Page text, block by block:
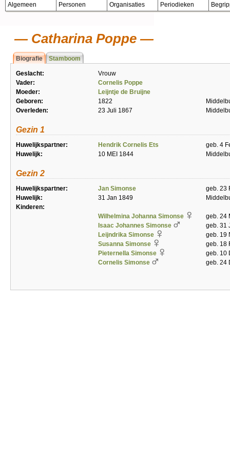
Algemeen Personen Organisaties Periodieken
Catharina Poppe
Biografie Stamboom
Geslacht:
Vrouw
Vader:
Cornelis Poppe
Moeder:
Leijntje de Bruijne
Geboren:
1822
Overleden:
23 Juli 1867
Gezin 1
Huwelijkspartner: Hendrik Cornelis Ets
geb. 4
Huwelijk:
10 MEI 1844
Gezin 2
Huwelijkspartner: Jan Simonse
geb. 23
Huwelijk:
31 Jan 1849
Kinderen:
Wilhelmina Johanna Simonse
geb. 24
Isaac Johannes Simonse
geb. 31
Leijndrika Simonse
geb. 19
Susanna Simonse
geb. 18
Pieternella Simonse
geb. 10
Cornelis Simonse
geb. 24